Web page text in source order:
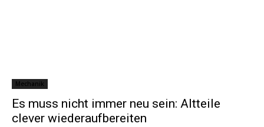
Mechanik
Es muss nicht immer neu sein: Altteile
clever wiederaufbereiten